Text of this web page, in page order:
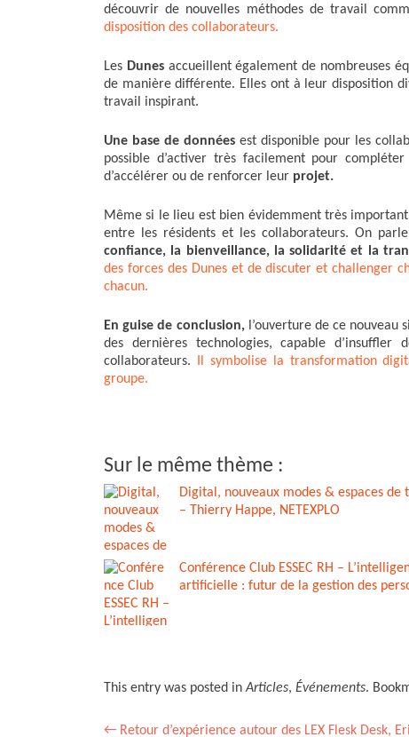
découvrir de nouvelles méthodes de travail
disposition des collaborateurs.
Les Dunesaccueillent également de nombreuses
de manière différente. Elles ont à leur disposition
travail inspirant.
Une base de données est disponible pour les
possible d’activer très facilement pour
d’accélérer ou de renforcer leur projet.
Même si le lieu est bien évidemment très
entre les résidents et les collaborateurs. On
confiance, la bienveillance, la solidarité et la
des forces des Dunes et de discuter et challenger
chacun.
En guise de conclusion,l’ouverture de ce nouveau
des dernières technologies, capable
collaborateurs. Il symbolise la transformation
groupe.
Sur le même thème :
Digital, nouveaux modes & espaces de
– Thierry Happe, NETEXPLO
Conférence Club ESSEC RH –
artificielle : futur de la gestion des
This entry was posted inArticles, Événements.
← Retour d’expérience autour des LEX Flesk Desk,